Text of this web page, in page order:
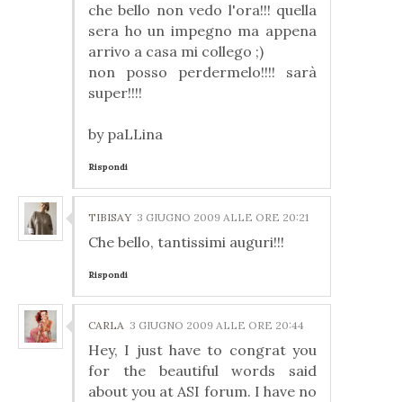
che bello non vedo l'ora!!! quella
sera ho un impegno ma appena
arrivo a casa mi collego ;)
non posso perdermelo!!!! sarà
super!!!!
by paLLina
Rispondi
TIBISAY 3 GIUGNO 2009 ALLE ORE 20:21
Che bello, tantissimi auguri!!!
Rispondi
CARLA 3 GIUGNO 2009 ALLE ORE 20:44
Hey, I just have to congrat you
for the beautiful words said
about you at ASI forum. I have no